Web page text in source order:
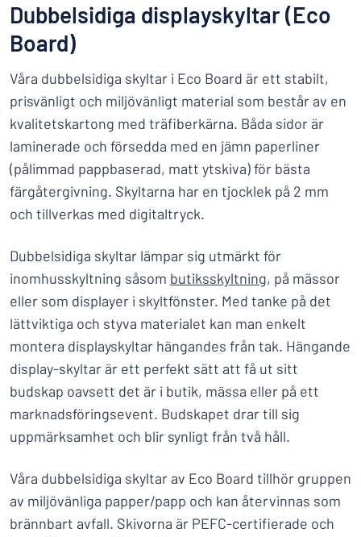
Dubbelsidiga displayskyltar (Eco
Board)
Våra dubbelsidiga skyltar i Eco Board är ett stabilt,
prisvänligt och miljövänligt material som består av en
kvalitetskartong med träfiberkärna. Båda sidor är
laminerade och försedda med en jämn paperliner
(pålimmad pappbaserad, matt ytskiva) för bästa
färgåtergivning. Skyltarna har en tjocklek på 2 mm
och tillverkas med digitaltryck.
Dubbelsidiga skyltar lämpar sig utmärkt för
inomhusskyltning såsom butiksskyltning, på mässor
eller som displayer i skyltfönster. Med tanke på det
lättviktiga och styva materialet kan man enkelt
montera displayskyltar hängandes från tak. Hängande
display-skyltar är ett perfekt sätt att få ut sitt
budskap oavsett det är i butik, mässa eller på ett
marknadsföringsevent. Budskapet drar till sig
uppmärksamhet och blir synligt från två håll.
Våra dubbelsidiga skyltar av Eco Board tillhör gruppen
av miljövänliga papper/papp och kan återvinnas som
brännbart avfall. Skivorna är PEFC-certifierade och